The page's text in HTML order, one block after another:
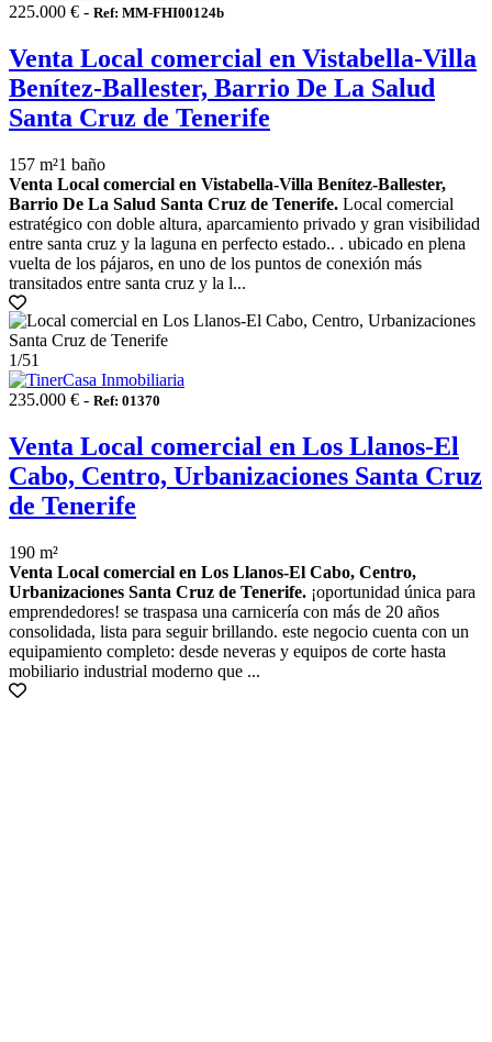
225.000 € - Ref: MM-FHI00124b
Venta Local comercial en Vistabella-Villa
Benítez-Ballester, Barrio De La Salud
Santa Cruz de Tenerife
157 m²1 baño
Venta Local comercial en Vistabella-Villa Benítez-Ballester,
Barrio De La Salud Santa Cruz de Tenerife. Local comercial
estratégico con doble altura, aparcamiento privado y gran visibilidad
entre santa cruz y la laguna en perfecto estado.. . ubicado en plena
vuelta de los pájaros, en uno de los puntos de conexión más
transitados entre santa cruz y la l...
1/51
235.000 € - Ref: 01370
Venta Local comercial en Los Llanos-El
Cabo, Centro, Urbanizaciones Santa Cruz
de Tenerife
190 m²
Venta Local comercial en Los Llanos-El Cabo, Centro,
Urbanizaciones Santa Cruz de Tenerife. ¡oportunidad única para
emprendedores! se traspasa una carnicería con más de 20 años
consolidada, lista para seguir brillando. este negocio cuenta con un
equipamiento completo: desde neveras y equipos de corte hasta
mobiliario industrial moderno que ...